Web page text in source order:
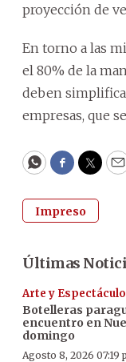
proyección de
En torno a las
el 80% de la
deben
empresas, que
WhatsApp
Impreso
Últimas
Arte y
Botelleras
encuentro en
domingo
Agosto 8, 2026 07:19